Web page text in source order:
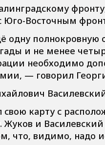
Юго-Восточным
полнокровную
и не менее
необходимо
— говорил
свою карту с
Жуков и
что, видимо, надо